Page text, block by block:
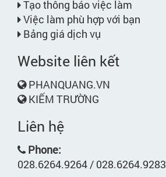
Tạo thông báo việc làm
Việc làm phù hợp với bạn
Bảng giá dịch vụ
Website liên kết
PHANQUANG.VN
KIẾM TRƯỜNG
Liên hệ
Phone:
028.6264.9264 / 028.6264.9283